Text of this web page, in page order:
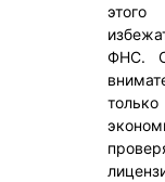
ФНС.